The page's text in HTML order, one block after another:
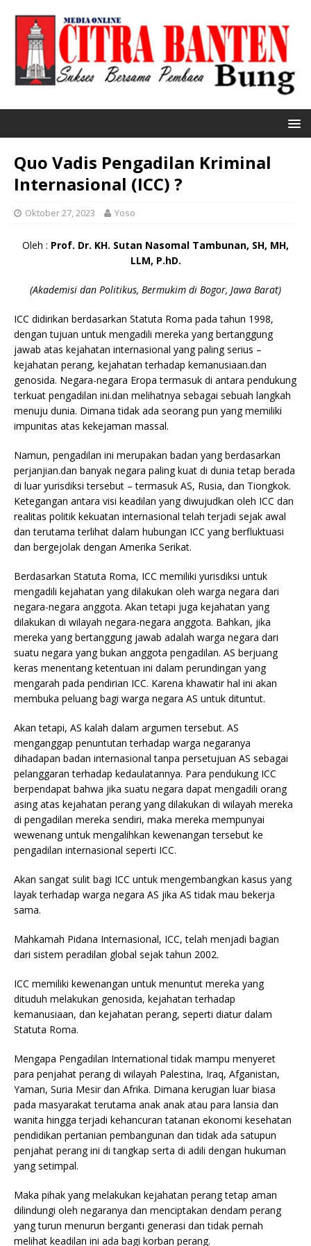
Quo Vadis Pengadilan Kriminal
Internasional (ICC) ?
Oktober 27, 2023 Yoso
Oleh : Prof. Dr. KH. Sutan Nasomal Tambunan, SH, MH,
LLM, P.hD.
(Akademisi dan Politikus, Bermukim di Bogor, Jawa Barat)
ICC didirikan berdasarkan Statuta Roma pada tahun 1998,
dengan tujuan untuk mengadili mereka yang bertanggung
jawab atas kejahatan internasional yang paling serius –
kejahatan perang, kejahatan terhadap kemanusiaan.dan
genosida. Negara-negara Eropa termasuk di antara pendukung
terkuat pengadilan ini.dan melihatnya sebagai sebuah langkah
menuju dunia. Dimana tidak ada seorang pun yang memiliki
impunitas atas kekejaman massal.
Namun, pengadilan ini merupakan badan yang berdasarkan
perjanjian.dan banyak negara paling kuat di dunia tetap berada
di luar yurisdiksi tersebut – termasuk AS, Rusia, dan Tiongkok.
Ketegangan antara visi keadilan yang diwujudkan oleh ICC dan
realitas politik kekuatan internasional telah terjadi sejak awal
dan terutama terlihat dalam hubungan ICC yang berfluktuasi
dan bergejolak dengan Amerika Serikat.
Berdasarkan Statuta Roma, ICC memiliki yurisdiksi untuk
mengadili kejahatan yang dilakukan oleh warga negara dari
negara-negara anggota. Akan tetapi juga kejahatan yang
dilakukan di wilayah negara-negara anggota. Bahkan, jika
mereka yang bertanggung jawab adalah warga negara dari
suatu negara yang bukan anggota pengadilan. AS berjuang
keras menentang ketentuan ini dalam perundingan yang
mengarah pada pendirian ICC. Karena khawatir hal ini akan
membuka peluang bagi warga negara AS untuk dituntut.
Akan tetapi, AS kalah dalam argumen tersebut. AS
menganggap penuntutan terhadap warga negaranya
dihadapan badan internasional tanpa persetujuan AS sebagai
pelanggaran terhadap kedaulatannya. Para pendukung ICC
berpendapat bahwa jika suatu negara dapat mengadili orang
asing atas kejahatan perang yang dilakukan di wilayah mereka
di pengadilan mereka sendiri, maka mereka mempunyai
wewenang untuk mengalihkan kewenangan tersebut ke
pengadilan internasional seperti ICC.
Akan sangat sulit bagi ICC untuk mengembangkan kasus yang
layak terhadap warga negara AS jika AS tidak mau bekerja
sama.
Mahkamah Pidana Internasional, ICC, telah menjadi bagian
dari sistem peradilan global sejak tahun 2002.
ICC memiliki kewenangan untuk menuntut mereka yang
dituduh melakukan genosida, kejahatan terhadap
kemanusiaan, dan kejahatan perang, seperti diatur dalam
Statuta Roma.
Mengapa Pengadilan International tidak mampu menyeret
para penjahat perang di wilayah Palestina, Iraq, Afganistan,
Yaman, Suria Mesir dan Afrika. Dimana kerugian luar biasa
pada masyarakat terutama anak anak atau para lansia dan
wanita hingga terjadi kehancuran tatanan ekonomi kesehatan
pendidikan pertanian pembangunan dan tidak ada satupun
penjahat perang ini di tangkap serta di adili dengan hukuman
yang setimpal.
Maka pihak yang melakukan kejahatan perang tetap aman
dilindungi oleh negaranya dan menciptakan dendam perang
yang turun menurun berganti generasi dan tidak pernah
melihat keadilan ini ada bagi korban perang.